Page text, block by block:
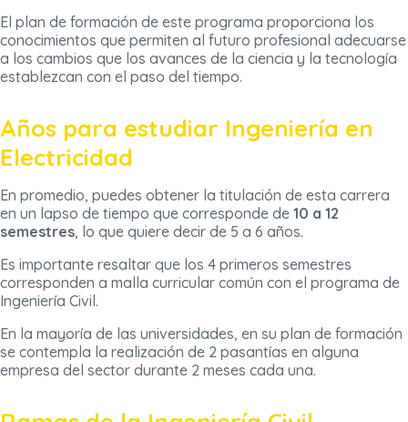
El plan de formación de este programa proporciona los
conocimientos que permiten al futuro profesional adecuarse
a los cambios que los avances de la ciencia y la tecnología
establezcan con el paso del tiempo.
Años para estudiar Ingeniería en
Electricidad
En promedio, puedes obtener la titulación de esta carrera
en un lapso de tiempo que corresponde de 10 a 12
semestres, lo que quiere decir de 5 a 6 años.
Es importante resaltar que los 4 primeros semestres
corresponden a malla curricular común con el programa de
Ingeniería Civil.
En la mayoría de las universidades, en su plan de formación
se contempla la realización de 2 pasantías en alguna
empresa del sector durante 2 meses cada una.